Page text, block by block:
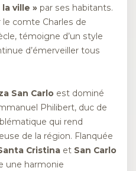
ville » par ses habitants.
le comte Charles de
témoigne d’un style
d’émerveiller tous
San Carlo est dominé
Philibert, duc de
qui rend
de la région. Flanquée
Cristina et San Carlo
une harmonie